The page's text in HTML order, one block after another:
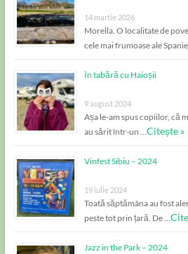
14 martie 2026
Morella. O localitate de
cele mai frumoase ale
În tabără cu Haioșii
9 august 2024
Așa le-am spus copiilor, că
au sărit într-un …Citește »
Vinfest Sibiu – 2024
19 iulie 2024
Toată săptămâna au fost
peste tot prin țară. De …
Jazz in the Park – 2024